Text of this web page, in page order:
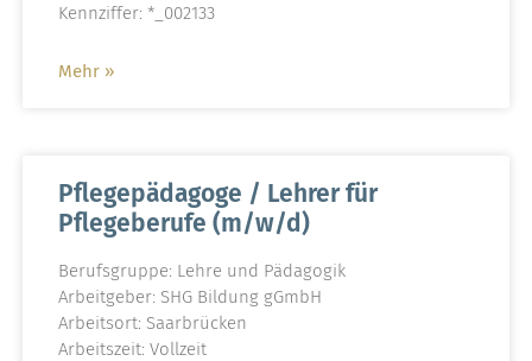
Kennziffer: *_002133
Mehr »
Pflegepädagoge / Lehrer für
Pflegeberufe (m/w/d)
Berufsgruppe: Lehre und Pädagogik
Arbeitgeber: SHG Bildung gGmbH
Arbeitsort: Saarbrücken
Arbeitszeit: Vollzeit